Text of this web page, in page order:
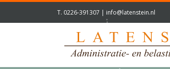
T. 0226-391307 | info@latenstein.nl